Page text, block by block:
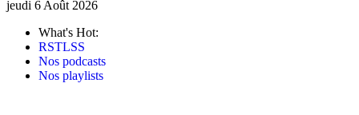
jeudi 6 Août 2026
What's Hot:
RSTLSS
Nos podcasts
Nos playlists